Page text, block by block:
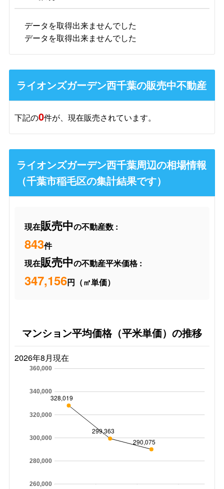
データを取得出来ませんでした
データを取得出来ませんでした
ライオンズガーデン西千葉の販売中不動産
下記の0件が、現在販売されています。
ライオンズガーデン西千葉周辺の相場情報
（千葉市稲毛区の集計結果です）
現在販売中の不動産数 :
843件
現在販売中の不動産平米価格 :
347,156円（㎡単価）
マンション平均価格（平米単価）の推移
2026年8月現在
260,000
280,000
300,000
320,000
340,000
360,000
328,019
299,363
290,075